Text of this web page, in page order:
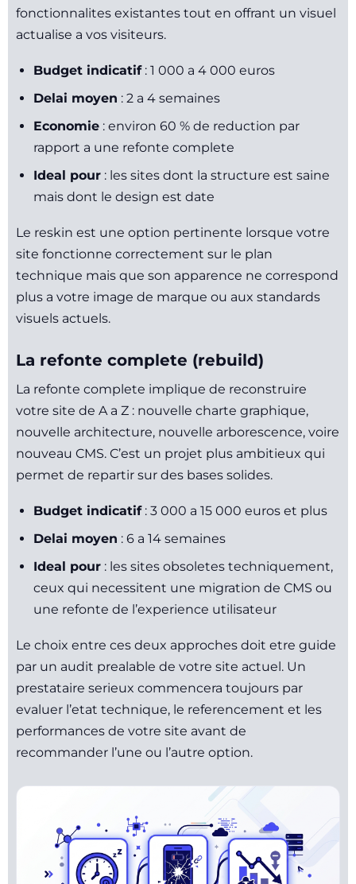
fonctionnalites existantes tout en offrant un visuel
actualise a vos visiteurs.
Budget indicatif: 1 000 a 4 000 euros
Delai moyen : 2 a 4 semaines
Economie : environ 60 % de reduction par
rapport a une refonte complete
Ideal pour : les sites dont la structure est saine
mais dont le design est date
Le reskin est une option pertinente lorsque votre
site fonctionne correctement sur le plan
technique mais que son apparence ne correspond
plus a votre image de marque ou aux standards
visuels actuels.
La refonte complete (rebuild)
La refonte complete implique de reconstruire
votre site de A a Z : nouvelle charte graphique,
nouvelle architecture, nouvelle arborescence, voire
nouveau CMS. C’est un projet plus ambitieux qui
permet de repartir sur des bases solides.
Budget indicatif: 3 000 a 15 000 euros et plus
Delai moyen : 6 a 14 semaines
Ideal pour : les sites obsoletes techniquement,
ceux qui necessitent une migration de CMS ou
une refonte de l’experience utilisateur
Le choix entre ces deux approches doit etre guide
par un audit prealable de votre site actuel. Un
prestataire serieux commencera toujours par
evaluer l’etat technique, le referencement et les
performances de votre site avant de
recommander l’une ou l’autre option.